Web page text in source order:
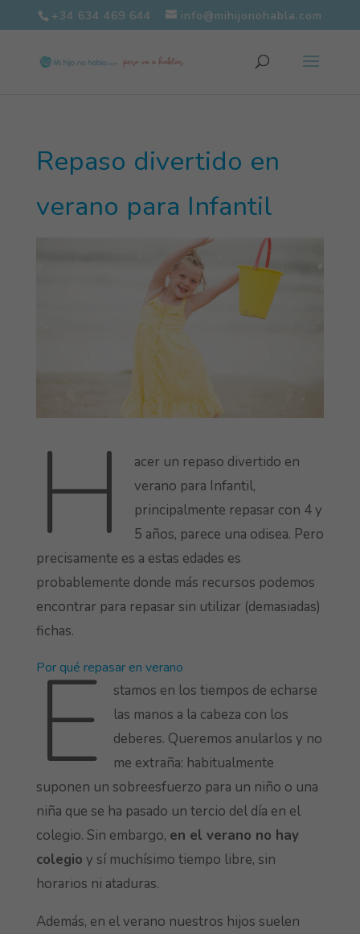
+34 634 469 644 info@mihijonohabla.com
Repaso divertido en
verano para Infantil
H
acer un repaso divertido en
verano para Infantil,
principalmente repasar con 4 y
5 años, parece una odisea. Pero
precisamente es a estas edades es
probablemente donde más recursos podemos
encontrar para repasar sin utilizar (demasiadas)
fichas.
Por qué repasar en verano
E
stamos en los tiempos de echarse
las manos a la cabeza con los
deberes. Queremos anularlos y no
me extraña: habitualmente
suponen un sobreesfuerzo para un niño o una
niña que se ha pasado un tercio del día en el
colegio. Sin embargo, en el verano no hay
colegio y sí muchísimo tiempo libre, sin
horarios ni ataduras.
Además, en el verano nuestros hijos suelen